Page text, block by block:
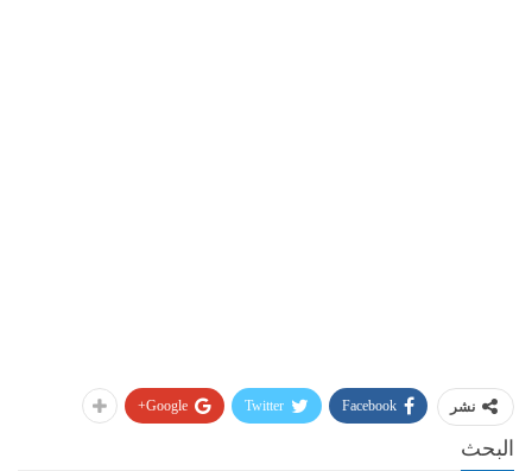
نشر Facebook
Twitter
Google+
البحث